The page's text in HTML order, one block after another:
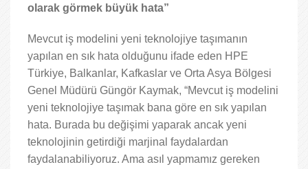
olarak görmek büyük hata”
Mevcut iş modelini yeni teknolojiye taşımanın
yapılan en sık hata olduğunu ifade eden HPE
Türkiye, Balkanlar, Kafkaslar ve Orta Asya Bölgesi
Genel Müdürü Güngör Kaymak, “Mevcut iş modelini
yeni teknolojiye taşımak bana göre en sık yapılan
hata. Burada bu değişimi yaparak ancak yeni
teknolojinin getirdiği marjinal faydalardan
faydalanabiliyoruz. Ama asıl yapmamız gereken